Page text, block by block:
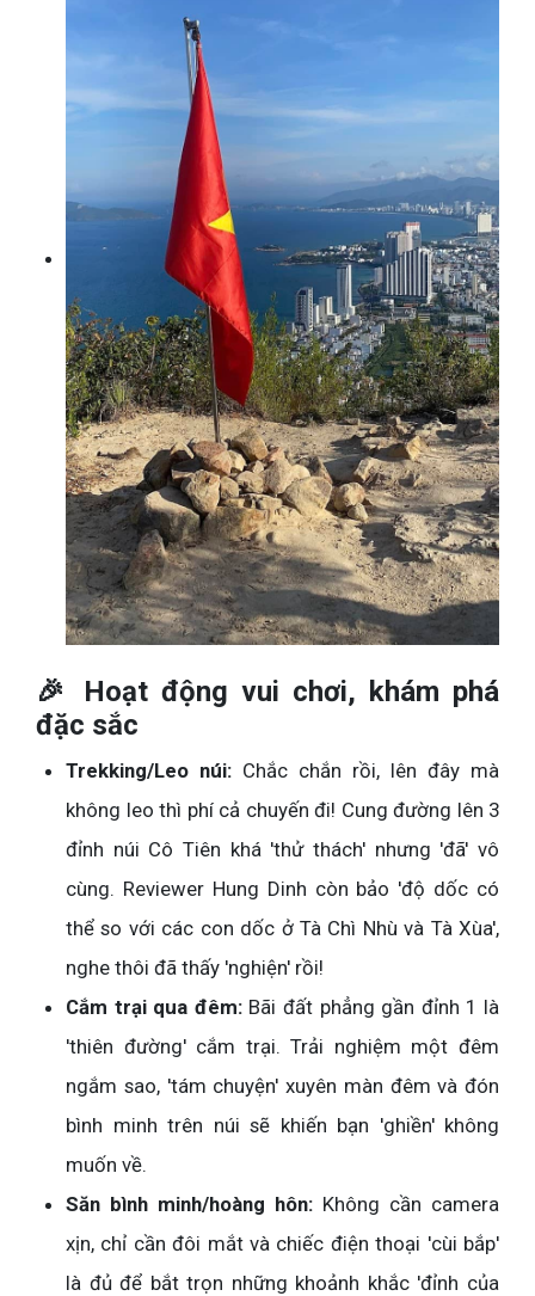
🎉 Hoạt động vui chơi, khám phá
đặc sắc
Trekking/Leo núi: Chắc chắn rồi, lên đây mà
không leo thì phí cả chuyến đi! Cung đường lên 3
đỉnh núi Cô Tiên khá 'thử thách' nhưng 'đã' vô
cùng. Reviewer Hung Dinh còn bảo 'độ dốc có
thể so với các con dốc ở Tà Chì Nhù và Tà Xùa',
nghe thôi đã thấy 'nghiện' rồi!
Cắm trại qua đêm:Bãi đất phẳng gần đỉnh 1 là
'thiên đường' cắm trại. Trải nghiệm một đêm
ngắm sao, 'tám chuyện' xuyên màn đêm và đón
bình minh trên núi sẽ khiến bạn 'ghiền' không
muốn về.
Săn bình minh/hoàng hôn: Không cần camera
xịn, chỉ cần đôi mắt và chiếc điện thoại 'cùi bắp'
là đủ để bắt trọn những khoảnh khắc 'đỉnh của